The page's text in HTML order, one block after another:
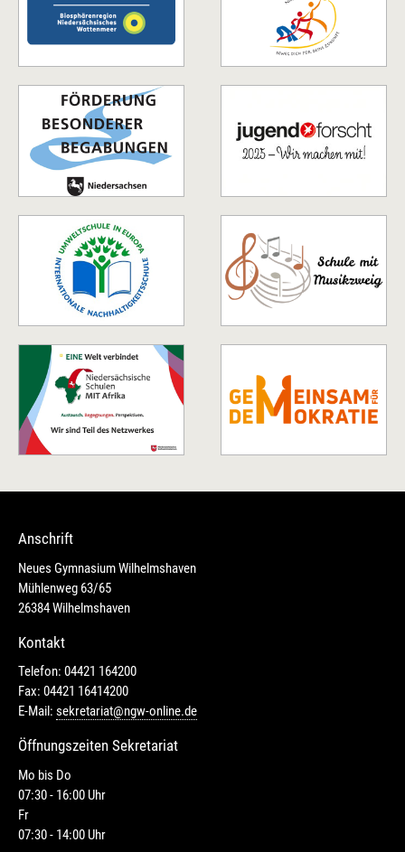
Anschrift
Neues Gymnasium Wilhelmshaven
Mühlenweg 63/65
26384 Wilhelmshaven
Kontakt
Telefon: 04421 164200
Fax: 04421 16414200
E-Mail: sekretariat@ngw-online.de
Öffnungszeiten Sekretariat
Mo bis Do
07:30 - 16:00 Uhr
Fr
07:30 - 14:00 Uhr